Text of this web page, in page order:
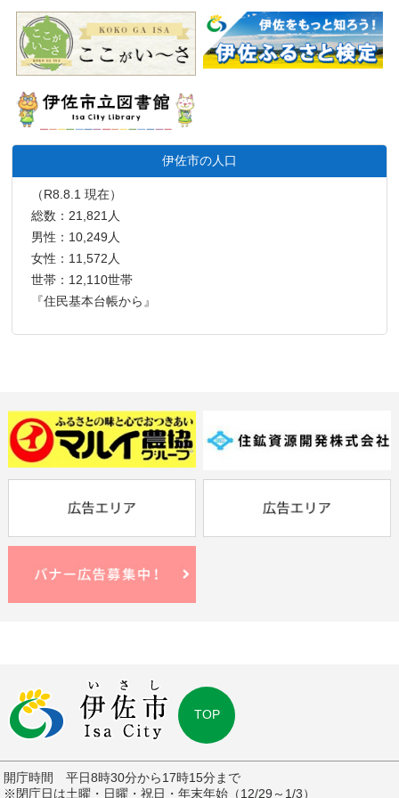
伊佐市の人口
（R8.8.1 現在）
総数：21,821人
男性：10,249人
女性：11,572人
世帯：12,110世帯
『住民基本台帳から』
TOP
開庁時間 平日8時30分から17時15分まで
※閉庁日は土曜・日曜・祝日・年末年始（12/29～1/3）